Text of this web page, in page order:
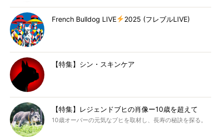
French Bulldog LIVE 2025 (フレブルLIVE)
【特集】シン・スキンケア
【特集】レジェンドブヒの肖像ー10歳を超えて
10歳オーバーの元気なブヒを取材し、長寿の秘訣を探る。